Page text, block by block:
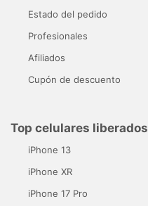
Estado del pedido
Profesionales
Afiliados
Cupón de descuento
Top celulares liberados
iPhone 13
iPhone XR
iPhone 17 Pro